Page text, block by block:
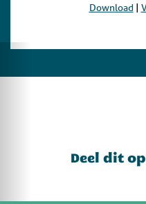
Download|
Deel dit